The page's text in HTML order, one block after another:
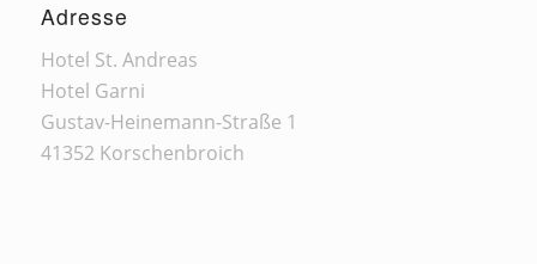
Adresse
Hotel St. Andreas
Hotel Garni
Gustav-Heinemann-Straße 1
41352 Korschenbroich